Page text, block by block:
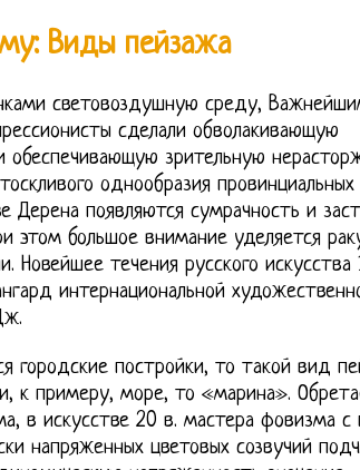
Виды пейзажа
световоздушную среду,
сделали обволакивающую
зрительную
однообразия
Дерена появляются сумрачность и
этом большое внимание уделяется
Новейшее течения русского искусства
интернациональной
городские постройки, то такой вид
к примеру, море, то «марина».
в искусстве 20 в. мастера фовизма
напряженных цветовых созвучий